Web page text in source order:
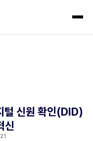
털 신원 확인(DID)
신